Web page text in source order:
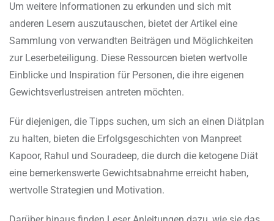
Um weitere Informationen zu erkunden und sich mit
anderen Lesern auszutauschen, bietet der Artikel eine
Sammlung von verwandten Beiträgen und Möglichkeiten
zur Leserbeteiligung. Diese Ressourcen bieten wertvolle
Einblicke und Inspiration für Personen, die ihre eigenen
Gewichtsverlustreisen antreten möchten.
Für diejenigen, die Tipps suchen, um sich an einen Diätplan
zu halten, bieten die Erfolgsgeschichten von Manpreet
Kapoor, Rahul und Souradeep, die durch die ketogene Diät
eine bemerkenswerte Gewichtsabnahme erreicht haben,
wertvolle Strategien und Motivation.